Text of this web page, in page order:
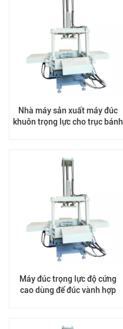
Nhà máy sản xuất máy đúc
khuôn trọng lực cho trục bánh
Máy đúc trọng lực độ cứng
cao dùng để đúc vành hợp